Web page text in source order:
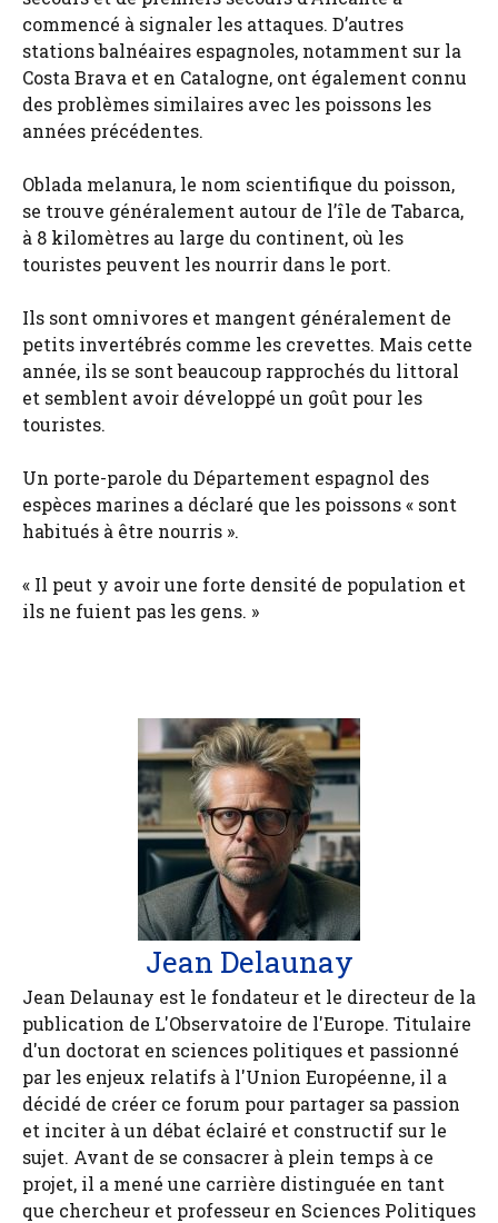
commencé à signaler les attaques. D’autres
stations balnéaires espagnoles, notamment sur la
Costa Brava et en Catalogne, ont également connu
des problèmes similaires avec les poissons les
années précédentes.
Oblada melanura, le nom scientifique du poisson,
se trouve généralement autour de l’île de Tabarca,
à 8 kilomètres au large du continent, où les
touristes peuvent les nourrir dans le port.
Ils sont omnivores et mangent généralement de
petits invertébrés comme les crevettes. Mais cette
année, ils se sont beaucoup rapprochés du littoral
et semblent avoir développé un goût pour les
touristes.
Un porte-parole du Département espagnol des
espèces marines a déclaré que les poissons « sont
habitués à être nourris ».
« Il peut y avoir une forte densité de population et
ils ne fuient pas les gens. »
Jean Delaunay
Jean Delaunay est le fondateur et le directeur de la
publication de L'Observatoire de l'Europe. Titulaire
d'un doctorat en sciences politiques et passionné
par les enjeux relatifs à l'Union Européenne, il a
décidé de créer ce forum pour partager sa passion
et inciter à un débat éclairé et constructif sur le
sujet. Avant de se consacrer à plein temps à ce
projet, il a mené une carrière distinguée en tant
que chercheur et professeur en Sciences Politiques